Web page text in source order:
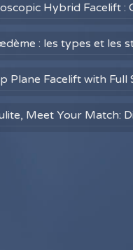
Hybrid Facelift :
: les types et les
Plane Facelift with
Meet Your Match: